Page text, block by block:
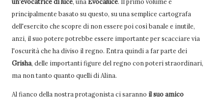
principalmente basato su questo, su una semplice cartografa
dell'esercito che scopre di non essere poi così banale e inutile,
anzi, il suo potere potrebbe essere importante per scacciare via
l'oscurità che ha diviso il regno. Entra quindi a far parte dei
Grisha, delle importanti figure del regno con poteri straordinari,
ma non tanto quanto quelli di Alina.
Al fianco della nostra protagonista ci saranno il suo amico